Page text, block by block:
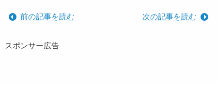
前の記事を読む 次の記事を読む
スポンサー広告